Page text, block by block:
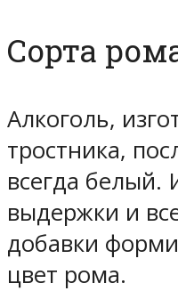
Сорта
Алкоголь,
тростника,
всегда белый.
выдержки и
добавки
цвет рома.